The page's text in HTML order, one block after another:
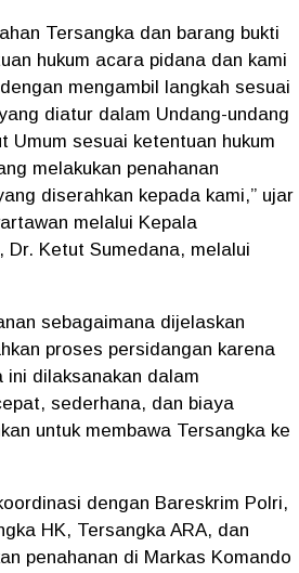
Tersangka dan barang bukti
hukum acara pidana dan kami
mengambil langkah sesuai
diatur dalam Undang-undang
Umum sesuai ketentuan hukum
melakukan penahanan
diserahkan kepada kami,” ujar
melalui Kepala
Dr. Ketut Sumedana, melalui
sebagaimana dijelaskan
proses persidangan karena
ini dilaksanakan dalam
sederhana, dan biaya
untuk membawa Tersangka ke
dengan Bareskrim Polri,
HK, Tersangka ARA, dan
penahanan di Markas Komando